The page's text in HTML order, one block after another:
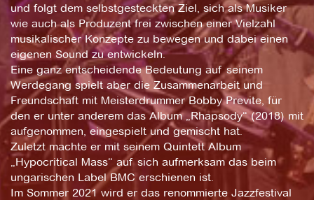
und folgt dem selbstgesteckten Ziel, sich als Musiker
wie auch als Produzent frei zwischen einer Vielzahl
musikalischer Konzepte zu bewegen und dabei einen
eigenen Sound zu entwickeln.
Eine ganz entscheidende Bedeutung auf seinem
Werdegang spielt aber die Zusammenarbeit und
Freundschaft mit Meisterdrummer Bobby Previte, für
den er unter anderem das Album „Rhapsody“ (2018) mit
aufgenommen, eingespielt und gemischt hat.
Zuletzt machte er mit seinem Quintett Album
„Hypocritical Mass“ auf sich aufmerksam das beim
ungarischen Label BMC erschienen ist.
Im Sommer 2021 wird er das renommierte Jazzfestival